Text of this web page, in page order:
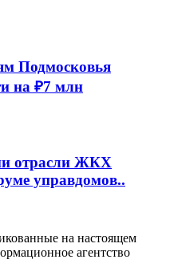
Подмосковья
на ₽7 млн
отрасли ЖКХ
управдомов..
на настоящем
агентство